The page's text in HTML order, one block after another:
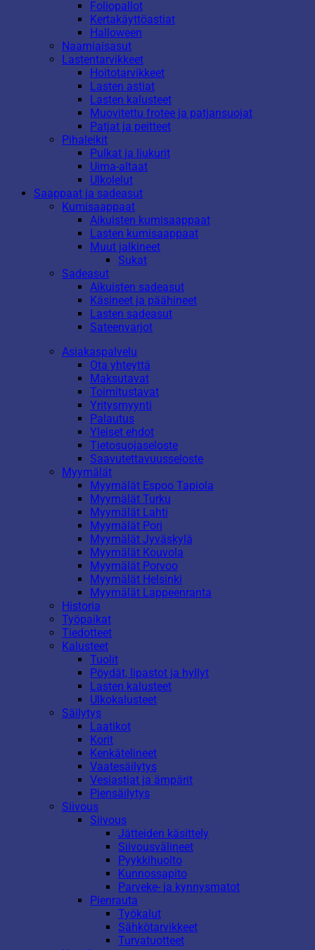
Foliopallot
Kertakäyttöastiat
Halloween
Naamiaisasut
Lastentarvikkeet
Hoitotarvikkeet
Lasten astiat
Lasten kalusteet
Muovitettu frotee ja patjansuojat
Patjat ja peitteet
Pihaleikit
Pulkat ja liukurit
Uima-altaat
Ulkolelut
Saappaat ja sadeasut
Kumisaappaat
Aikuisten kumisaappaat
Lasten kumisaappaat
Muut jalkineet
Sukat
Sadeasut
Aikuisten sadeasut
Käsineet ja päähineet
Lasten sadeasut
Sateenvarjot
Asiakaspalvelu
Ota yhteyttä
Maksutavat
Toimitustavat
Yritysmyynti
Palautus
Yleiset ehdot
Tietosuojaseloste
Saavutettavuusseloste
Myymälät
Myymälät Espoo Tapiola
Myymälät Turku
Myymälät Lahti
Myymälät Pori
Myymälät Jyväskylä
Myymälät Kouvola
Myymälät Porvoo
Myymälät Helsinki
Myymälät Lappeenranta
Historia
Työpaikat
Tiedotteet
Kalusteet
Tuolit
Pöydät, lipastot ja hyllyt
Lasten kalusteet
Ulkokalusteet
Säilytys
Laatikot
Korit
Kenkätelineet
Vaatesäilytys
Vesiastiat ja ämpärit
Piensäilytys
Siivous
Siivous
Jätteiden käsittely
Siivousvälineet
Pyykkihuolto
Kunnossapito
Parveke- ja kynnysmatot
Pienrauta
Työkalut
Sähkötarvikkeet
Turvatuotteet